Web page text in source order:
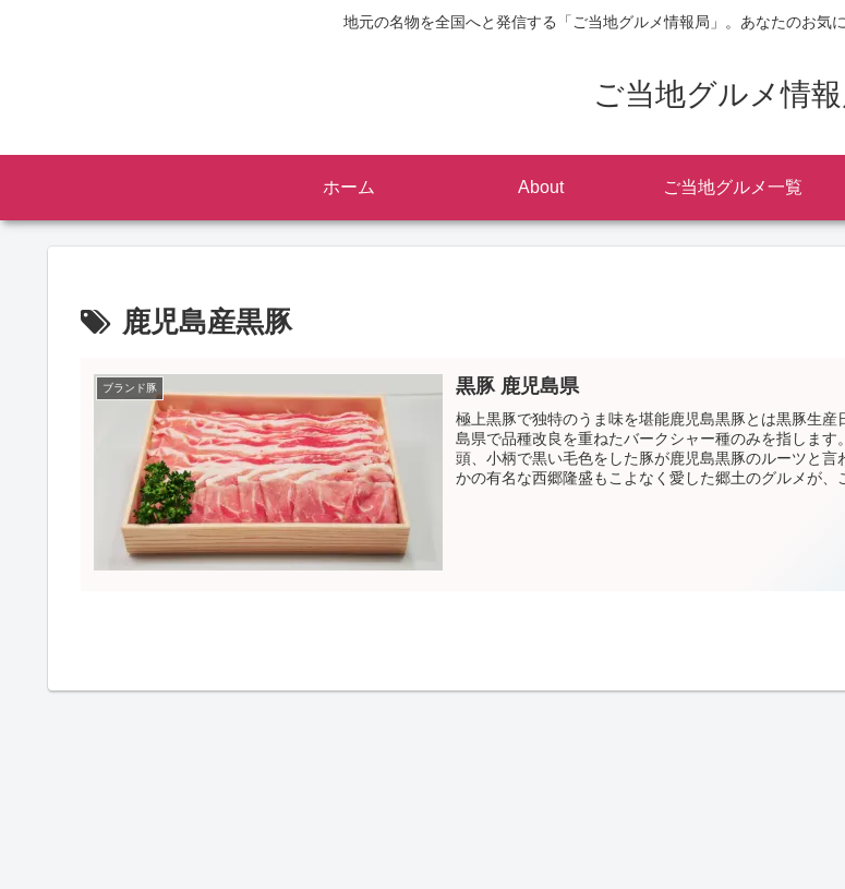
地元の名物を全国へと発信する「ご当地グルメ情報局」。あなたのお気
ご当地グルメ情
ホーム About ご当地グルメ一覧
鹿児島産黒豚
ブランド豚 黒豚 鹿児島県
極上黒豚で独特のうま味を堪能鹿児島黒豚とは黒豚生産
島県で品種改良を重ねたバークシャー種のみを指します
頭、小柄で黒い毛色をした豚が鹿児島黒豚のルーツと言
かの有名な西郷隆盛もこよなく愛した郷土のグルメが、